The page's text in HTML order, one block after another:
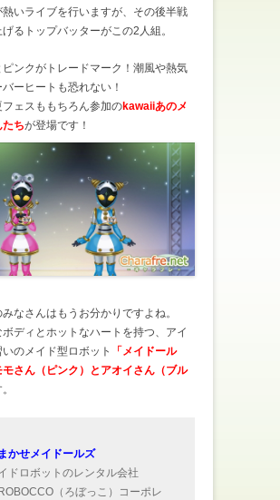
熱いライブを行いますが、その後半戦
るトップバッターがこの2人組。
ピンクがトレードマーク！潮風や熱気
ーヒートも恐れない！
フェスももちろん参加のkawaiiあのメ
たちが登場です！
なさんはもうお分かりですよね。
ボディとホットなハートを持つ、アイ
いのメイド型ロボット
「メイドール
モさん（ピンク）とアオイさん（ブル
かせメイドールズ
ドロボットのレンタル会社
ROBOCCO（ろぼっこ）コーポレ